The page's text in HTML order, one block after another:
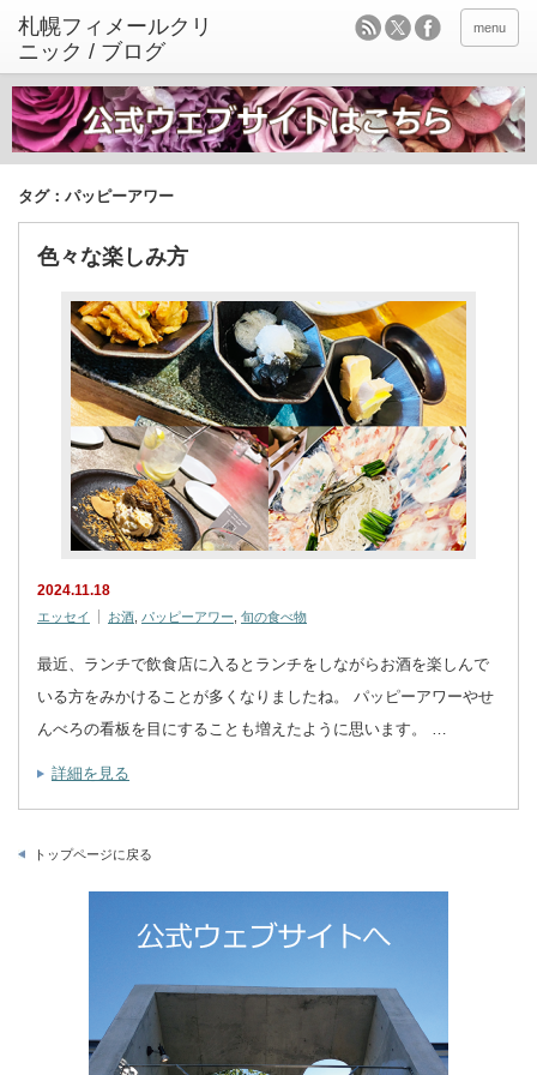
menu
タグ：パッピーアワー
色々な楽しみ方
2024.11.18
エッセイ お酒 パッピーアワー 旬の食べ物
最近、ランチで飲食店に入るとランチをしながらお酒を楽しんで
いる方をみかけることが多くなりましたね。 パッピーアワーやせ
んべろの看板を目にすることも増えたように思います。 …
詳細を見る
トップページに戻る